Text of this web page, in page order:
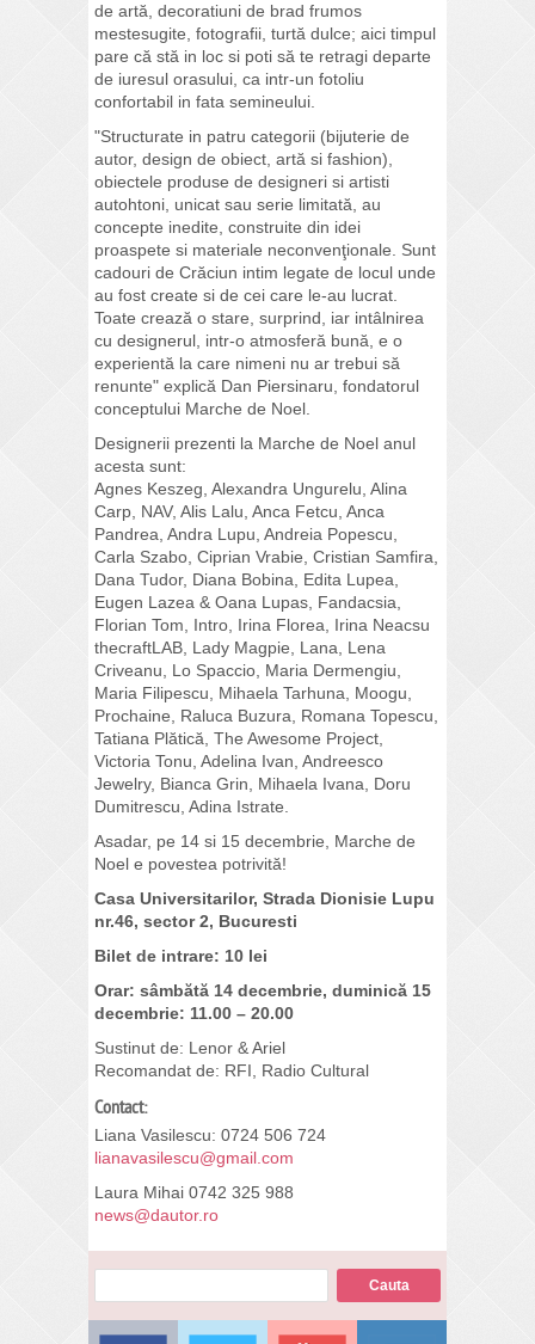
de artă, decoratiuni de brad frumos
mestesugite, fotografii, turtă dulce; aici timpul
pare că stă in loc si poti să te retragi departe
de iuresul orasului, ca intr-un fotoliu
confortabil in fata semineului.
"Structurate in patru categorii (bijuterie de
autor, design de obiect, artă si fashion),
obiectele produse de designeri si artisti
autohtoni, unicat sau serie limitată, au
concepte inedite, construite din idei
proaspete si materiale neconvenţionale. Sunt
cadouri de Crăciun intim legate de locul unde
au fost create si de cei care le-au lucrat.
Toate crează o stare, surprind, iar intâlnirea
cu designerul, intr-o atmosferă bună, e o
experientă la care nimeni nu ar trebui să
renunte" explică Dan Piersinaru, fondatorul
conceptului Marche de Noel.
Designerii prezenti la Marche de Noel anul
acesta sunt:
Agnes Keszeg, Alexandra Ungurelu, Alina
Carp, NAV, Alis Lalu, Anca Fetcu, Anca
Pandrea, Andra Lupu, Andreia Popescu,
Carla Szabo, Ciprian Vrabie, Cristian Samfira,
Dana Tudor, Diana Bobina, Edita Lupea,
Eugen Lazea & Oana Lupas, Fandacsia,
Florian Tom, Intro, Irina Florea, Irina Neacsu
thecraftLAB, Lady Magpie, Lana, Lena
Criveanu, Lo Spaccio, Maria Dermengiu,
Maria Filipescu, Mihaela Tarhuna, Moogu,
Prochaine, Raluca Buzura, Romana Topescu,
Tatiana Plătică, The Awesome Project,
Victoria Tonu, Adelina Ivan, Andreesco
Jewelry, Bianca Grin, Mihaela Ivana, Doru
Dumitrescu, Adina Istrate.
Asadar, pe 14 si 15 decembrie, Marche de
Noel e povestea potrivită!
Casa Universitarilor, Strada Dionisie Lupu
nr.46, sector 2, Bucuresti
Bilet de intrare: 10 lei
Orar: sâmbătă 14 decembrie, duminică 15
decembrie: 11.00 – 20.00
Sustinut de: Lenor & Ariel
Recomandat de: RFI, Radio Cultural
Contact:
Liana Vasilescu: 0724 506 724
lianavasilescu@gmail.com
Laura Mihai 0742 325 988
news@dautor.ro